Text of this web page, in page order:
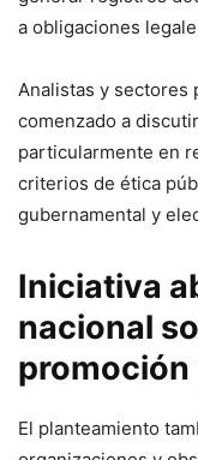
a obligaciones
Analistas y sectores
comenzado a
particularmente en
criterios de ética
gubernamental y
Iniciativa
nacional
El planteamiento